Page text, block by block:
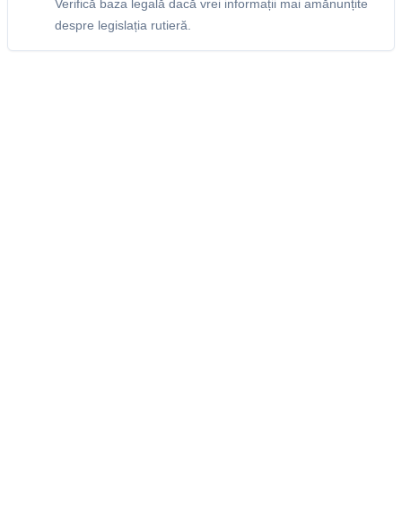
Verifică baza legală dacă vrei informații mai amănunțite
despre legislația rutieră.